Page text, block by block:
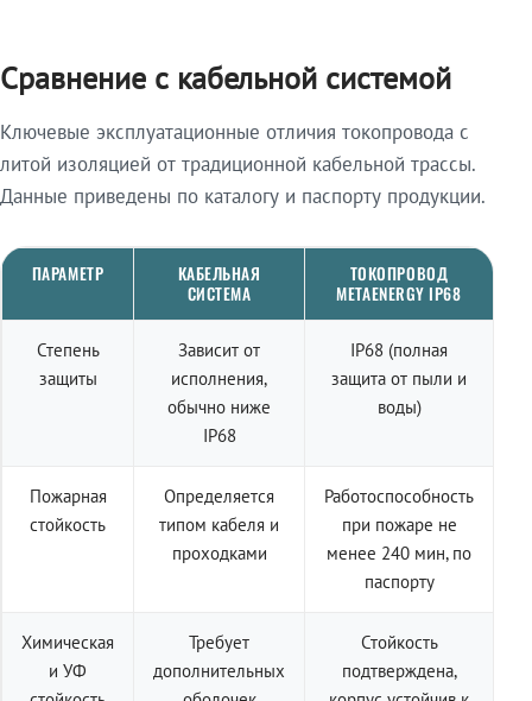
Сравнение с кабельной системой
Ключевые эксплуатационные отличия токопровода с
литой изоляцией от традиционной кабельной трассы.
Данные приведены по каталогу и паспорту продукции.
ПАРАМЕТР
КАБЕЛЬНАЯ
СИСТЕМА
ТОКОПРОВОД
METAENERGY IP68
Степень
защиты
Зависит от
исполнения,
обычно ниже
IP68
IP68 (полная
защита от пыли и
воды)
Пожарная
стойкость
Определяется
типом кабеля и
проходками
Работоспособность
при пожаре не
менее 240 мин, по
паспорту
Химическая
и УФ
Требует
дополнительных
Стойкость
подтверждена,